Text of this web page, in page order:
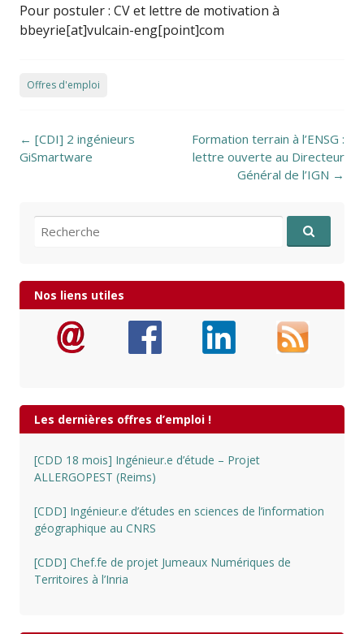
Pour postuler : CV et lettre de motivation à
bbeyrie[at]vulcain-eng[point]com
Offres d'emploi
Post navigation
← [CDI] 2 ingénieurs
GiSmartware
Formation terrain à l’ENSG :
lettre ouverte au Directeur
Général de l’IGN →
Recherche pour:
Nos liens utiles
Les dernières offres d’emploi !
[CDD 18 mois] Ingénieur.e d’étude – Projet
ALLERGOPEST (Reims)
[CDD] Ingénieur.e d’études en sciences de l’information
géographique au CNRS
[CDD] Chef.fe de projet Jumeaux Numériques de
Territoires à l’Inria